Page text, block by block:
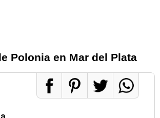
Polonia en Mar del Plata